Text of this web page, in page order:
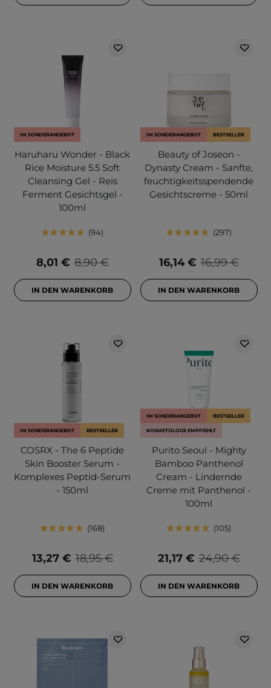
IM SONDERANGEBOT
Haruharu Wonder - Black
Rice Moisture 5.5 Soft
Cleansing Gel - Reis
Ferment Gesichtsgel -
100ml
94
8,90 €
8,01 €
IN DEN WARENKORB
IM SONDERANGEBOT BESTSELLER
Beauty of Joseon -
Dynasty Cream - Sanfte,
feuchtigkeitsspendende
Gesichtscreme - 50ml
297
16,99 €
16,14 €
IN DEN WARENKORB
IM SONDERANGEBOT BESTSELLER
COSRX - The 6 Peptide
Skin Booster Serum -
Komplexes Peptid-Serum
- 150ml
168
18,95 €
13,27 €
IN DEN WARENKORB
IM SONDERANGEBOT BESTSELLER
KOSMETOLOGE EMPFIEHLT
Purito Seoul - Mighty
Bamboo Panthenol
Cream - Lindernde
Creme mit Panthenol -
100ml
105
24,90 €
21,17 €
IN DEN WARENKORB